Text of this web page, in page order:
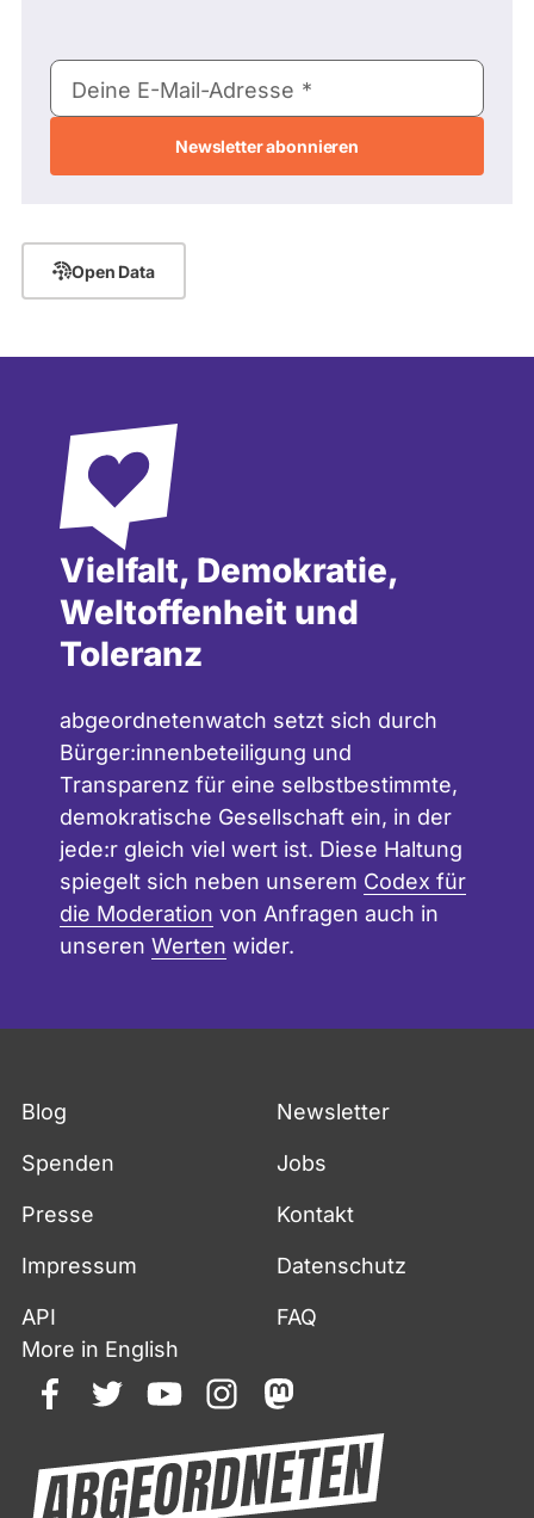
E-
Mail-
Deine E-Mail-Adresse
Open Data
Vielfalt, Demokratie,
Weltoffenheit und
Toleranz
abgeordnetenwatch setzt sich durch
Bürger:innenbeteiligung und
Transparenz für eine selbstbestimmte,
demokratische Gesellschaft ein, in der
jede:r gleich viel wert ist. Diese Haltung
spiegelt sich neben unserem Codex für
die Moderation von Anfragen auch in
unseren Werten wider.
Blog Newsletter
Spenden Jobs
Presse Kontakt
Impressum Datenschutz
API
FAQ
More in English
facebooktwitteryoutubeinstagrammastodon